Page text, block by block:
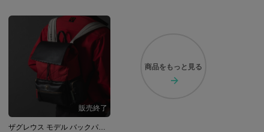
ザグレウス モデル バックパック Hades ハデス
商品を もっと見る